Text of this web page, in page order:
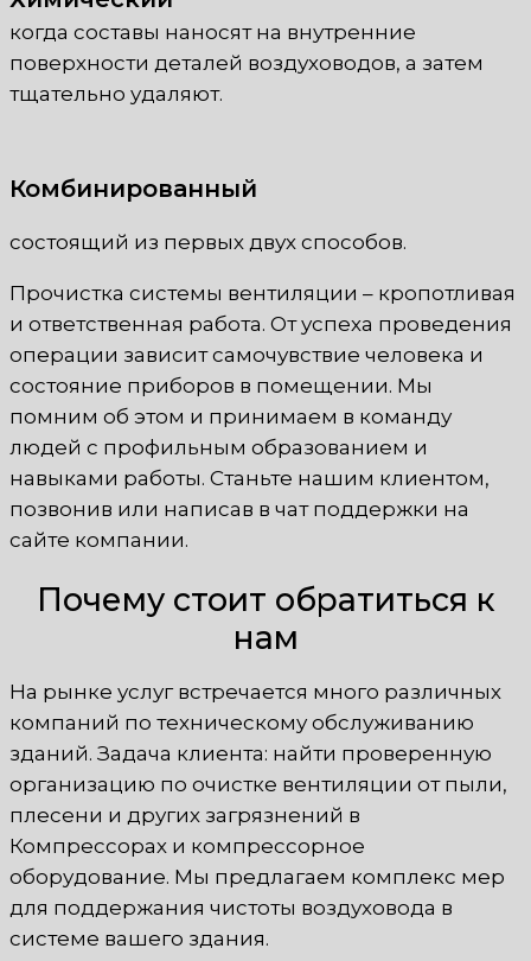
когда составы наносят на внутренние
поверхности деталей воздуховодов, а затем
тщательно удаляют.
Комбинированный
состоящий из первых двух способов.
Прочистка системы вентиляции – кропотливая
и ответственная работа. От успеха проведения
операции зависит самочувствие человека и
состояние приборов в помещении. Мы
помним об этом и принимаем в команду
людей с профильным образованием и
навыками работы. Станьте нашим клиентом,
позвонив или написав в чат поддержки на
сайте компании.
Почему стоит обратиться к
нам
На рынке услуг встречается много различных
компаний по техническому обслуживанию
зданий. Задача клиента: найти проверенную
организацию по очистке вентиляции от пыли,
плесени и других загрязнений в
Компрессорах и компрессорное
оборудование. Мы предлагаем комплекс мер
для поддержания чистоты воздуховода в
системе вашего здания.